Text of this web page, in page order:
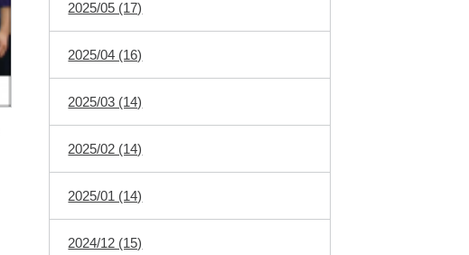
2025/05 (17)
2025/04 (16)
2025/03 (14)
2025/02 (14)
2025/01 (14)
2024/12 (15)